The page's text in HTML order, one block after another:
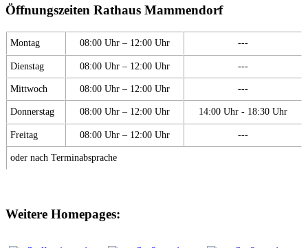
Öffnungszeiten Rathaus Mammendorf
Montag 08:00 Uhr – 12:00 Uhr ---
Dienstag 08:00 Uhr – 12:00 Uhr ---
Mittwoch 08:00 Uhr – 12:00 Uhr ---
Donnerstag 08:00 Uhr – 12:00 Uhr 14:00 Uhr - 18:30 Uhr
Freitag 08:00 Uhr – 12:00 Uhr ---
oder nach Terminabsprache
Weitere Homepages: